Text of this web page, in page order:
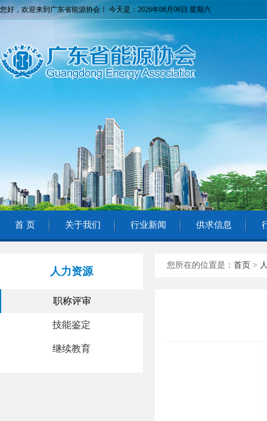
您好，欢迎来到广东省能源协会！ 今天是：2026年08月08日 星期六
首 页 关于我们 行业新闻 供求信息
人力资源
职称评审
技能鉴定
继续教育
您所在的位置是： 首页 >